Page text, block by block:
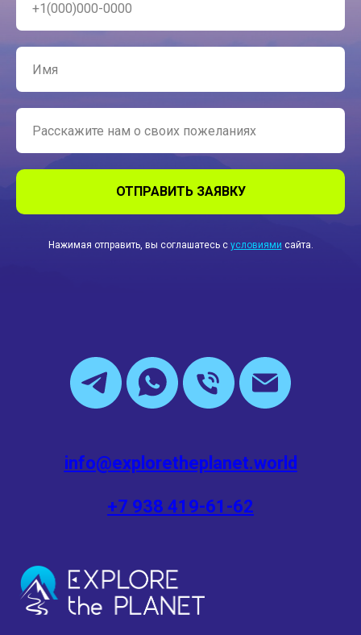
ОТПРАВИТЬ ЗАЯВКУ
Нажимая отправить, вы соглашатесь с условиями сайта.
info@exploretheplanet.world
+7 938 419-61-62